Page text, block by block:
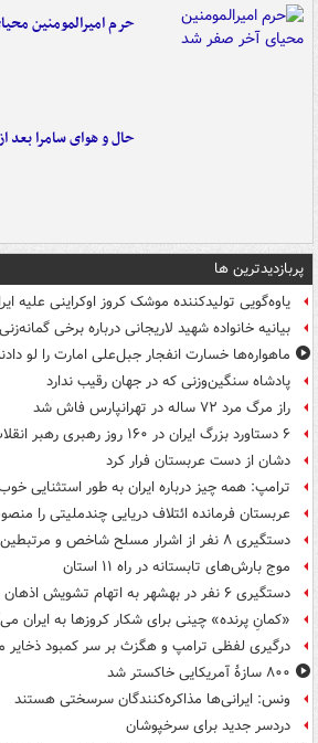
حرم امیرالمومنین
حال و هوای سامرا بعد
پربازدیدترین ها
یاوه‌گویی تولیدکننده موشک کروز اوکراینی علیه
بیانیه خانواده شهید لاریجانی درباره برخی
ماهواره‌ها خسارت انفجار جبل‌علی امارت را لو
پادشاه سنگین‌وزنی که در جهان رقیب ندارد
راز مرگ مرد ۷۲ ساله در تهرانپارس فاش شد
۶ دستاورد بزرگ ایران در ۱۶۰ روز رهبری رهبر انقلاب
دشان از دست عربستان فرار کرد
ترامپ: همه چیز درباره ایران به طور استثنایی
عربستان فرمانده ائتلاف دریایی چندملیتی را
دستگیری ۸ نفر از اشرار مسلح شاخص و مرتبطین گروهک های تروریستی
موج بارش‌های تابستانه در راه ۱۱ استان
دستگیری ۶ نفر در بهشهر به اتهام تشویش اذهان عمومی
«کمانِ پرنده» چینی برای شکار کروزها به ایران
درگیری لفظی ترامپ و هگزث بر سر کمبود
۸۰۰ سازۀ آمریکایی خاکستر شد
ونس: ایرانی‌ها مذاکره‌کنندگان سرسختی هستند
دردسر جدید برای سرخپوشان